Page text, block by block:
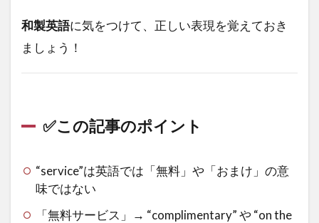
和製英語に気をつけて、正しい表現を覚えておき
ましょう！
✅この記事のポイント
“service”は英語では「無料」や「おまけ」の意
味ではない
「無料サービス」→ “complimentary” や “on the